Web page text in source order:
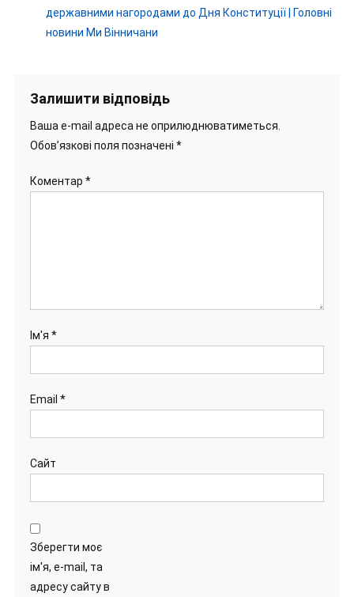
державними нагородами до Дня Конституції | Головні
новини Ми Вінничани
Залишити відповідь
Ваша e-mail адреса не оприлюднюватиметься.
Обов’язкові поля позначені *
Коментар *
Ім'я *
Email *
Сайт
Зберегти моє
ім'я, e-mail, та
адресу сайту в